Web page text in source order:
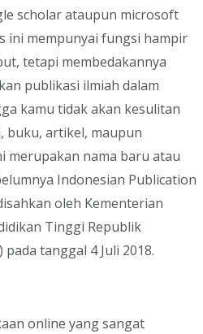
scholar ataupun microsoft
ini mempunyai fungsi hampir
tetapi membedakannya
publikasi ilmiah dalam
kamu tidak akan kesulitan
buku, artikel, maupun
merupakan nama baru atau
Indonesian Publication
oleh Kementerian
Tinggi Republik
pada tanggal 4 Juli 2018.
online yang sangat